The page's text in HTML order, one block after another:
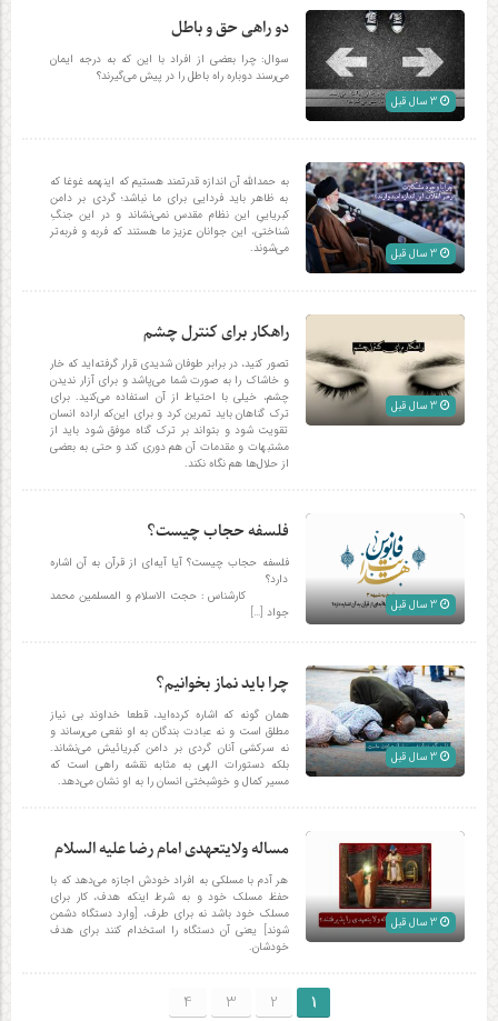
دو راهی حق و باطل
سوال: چرا بعضی از افراد با این که به درجه ایمان
می‌رسند دوباره راه باطل را در پیش می‌گیرند؟
به حمدالله آن اندازه قدرتمند هستیم که اینهمه غوغا که
به ظاهر باید فردایی برای ما نباشد؛ گردی بر دامن
کبریاییِ این نظام مقدس نمی‌نشاند و در این جنگِ
شناختی، این جوانان عزیز ما هستند که فربه و فربه‌تر
می‌شوند.
راهکار برای کنترل چشم
تصور کنید، در برابر طوفان شدیدی قرار گرفته‌‎اید که خار
و خاشاک را به صورت شما می‌پاشد و برای آزار ندیدن
چشم، خیلی با احتیاط از آن استفاده می‌کنید. برای
ترک گناهان بايد تمرين کرد و برای اين‌که اراده انسان
تقويت شود و بتواند بر ترک گناه موفق شود بايد از
مشتبهات و مقدمات آن‌ هم دوری کند و حتى به بعضی
از حلال‌ها هم نگاه نکند.
فلسفه حجاب چیست؟
فلسفه حجاب چیست؟ آیا آیه‌ای از قرآن به آن اشاره
دارد؟
کارشناس : حجت الاسلام و المسلمین محمد
جواد […]
چرا باید نماز بخوانیم؟
همان گونه كه اشاره كرده‌اید، قطعا خداوند بی نیاز
مطلق است و نه عبادت بندگان به او نفعی می‌‎رساند و
نه سركشی آنان گردی بر دامن كبریائیش می‌نشاند.
بلکه دستورات الهی به مثابه نقشه راهی است كه
مسیر كمال و خوشبختی انسان را به او نشان می‌دهد.
مساله ولایتعهدی امام رضا علیه السلام
هر آدم با مسلکی به افراد خودش اجازه می‌دهد که با
حفظ مسلک خود و به شرط اینکه هدف، کار برای
مسلک خود باشد نه برای طرف، [وارد دستگاه دشمن
شوند] یعنی آن دستگاه را استخدام کنند برای هدف
خودشان.
1
2
3
4